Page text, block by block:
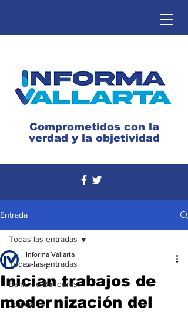
Comprometidos con la
verdad y la objetividad
Entrada
Todas las entradas
Bahía de Banderas
Jalisco
Todas las entradas
Inician trabajos de
modernización del
Informa Vallarta
25 may